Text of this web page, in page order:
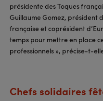
présidente des Toques
Guillaume Gomez, président
française et coprésident
temps pour mettre en place
professionnels », précise-t-
Chefs solidaires